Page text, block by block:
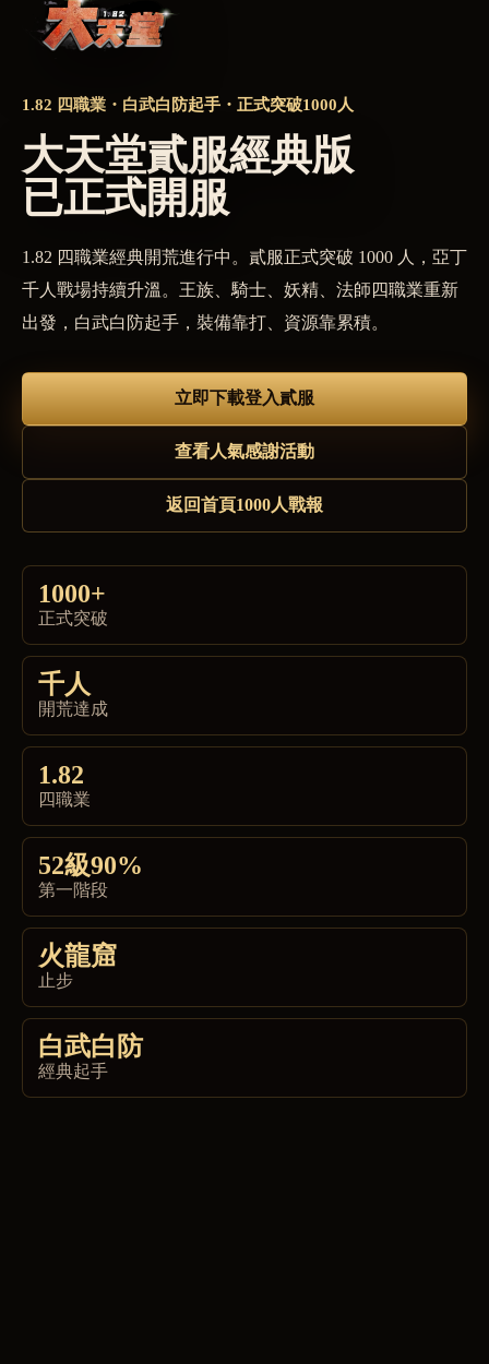
1.82 四職業・白武白防起手・正式突破1000人
大天堂貳服經典版
已正式開服
1.82 四職業經典開荒進行中。貳服正式突破 1000 人，亞丁
千人戰場持續升溫。王族、騎士、妖精、法師四職業重新
出發，白武白防起手，裝備靠打、資源靠累積。
立即下載登入貳服
查看人氣感謝活動
返回首頁1000人戰報
1000+
正式突破
千人
開荒達成
1.82
四職業
52級90%
第一階段
火龍窟
止步
白武白防
經典起手